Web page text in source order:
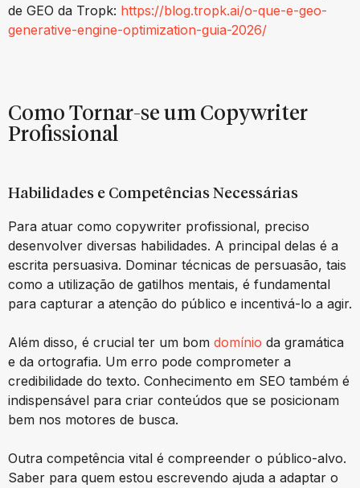
de GEO da Tropk: https://blog.tropk.ai/o-que-e-geo-
generative-engine-optimization-guia-2026/
Como Tornar-se um Copywriter
Profissional
Habilidades e Competências Necessárias
Para atuar como copywriter profissional, preciso
desenvolver diversas habilidades. A principal delas é a
escrita persuasiva. Dominar técnicas de persuasão, tais
como a utilização de gatilhos mentais, é fundamental
para capturar a atenção do público e incentivá-lo a agir.
Além disso, é crucial ter um bom domínio da gramática
e da ortografia. Um erro pode comprometer a
credibilidade do texto. Conhecimento em SEO também é
indispensável para criar conteúdos que se posicionam
bem nos motores de busca.
Outra competência vital é compreender o público-alvo.
Saber para quem estou escrevendo ajuda a adaptar o